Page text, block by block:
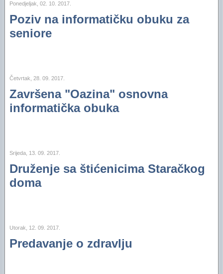
Ponedjeljak, 02. 10. 2017.
Poziv na informatičku obuku za
seniore
Četvrtak, 28. 09. 2017.
Završena "Oazina" osnovna
informatička obuka
Srijeda, 13. 09. 2017.
Druženje sa štićenicima Staračkog
doma
Utorak, 12. 09. 2017.
Predavanje o zdravlju